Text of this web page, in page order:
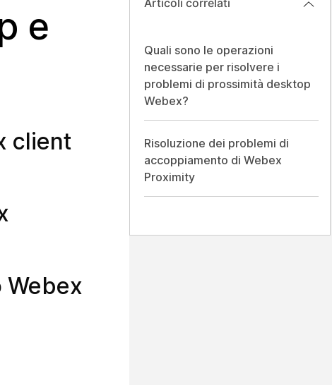
e
client
Webex
Articoli correlati
Quali sono le operazioni
necessarie per risolvere i
problemi di prossimità desktop
Webex?
Risoluzione dei problemi di
accoppiamento di Webex
Proximity